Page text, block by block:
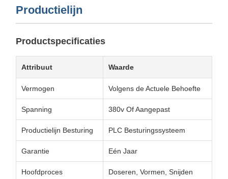
Productielijn
Productspecificaties
Attribuut Waarde
Vermogen Volgens de Actuele Behoefte
Spanning 380v Of Aangepast
Productielijn Besturing PLC Besturingssysteem
Garantie Eén Jaar
Hoofdproces Doseren, Vormen, Snijden